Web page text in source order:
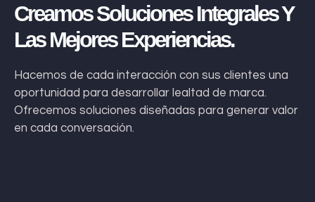
Creamos Soluciones Integrales Y
Las Mejores Experiencias.
Hacemos de cada interacción con sus clientes una
oportunidad para desarrollar lealtad de marca.
Ofrecemos soluciones diseñadas para generar valor
en cada conversación.